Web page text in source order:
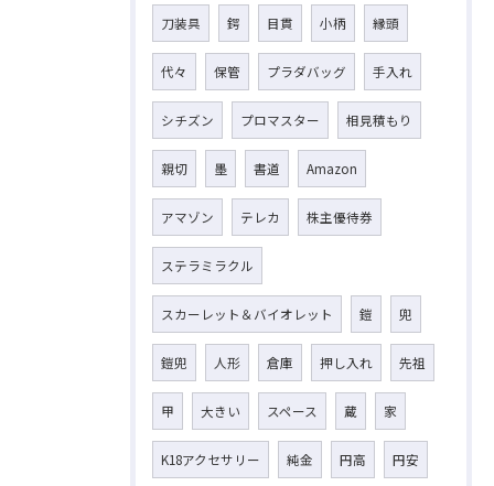
刀装具 鍔 目貫 小柄 縁頭
代々 保管 プラダバッグ 手入れ
シチズン プロマスター 相見積もり
親切 墨 書道 Amazon
アマゾン テレカ 株主優待券
ステラミラクル
スカーレット＆バイオレット 鎧 兜
鎧兜 人形 倉庫 押し入れ 先祖
甲 大きい スペース 蔵 家
K18アクセサリー 純金 円高 円安